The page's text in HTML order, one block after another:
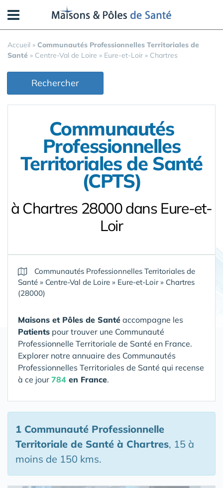
Accueil » Communautés Professionnelles Territoriales de
Santé » Centre-Val de Loire » Eure-et-Loir » Chartres
Rechercher
Communautés
Professionnelles
Territoriales de Santé
(CPTS)
à Chartres 28000 dans Eure-et-
Loir
Communautés Professionnelles Territoriales de
Santé » Centre-Val de Loire » Eure-et-Loir» Chartres
(28000)
Maisons et Pôles de Santé accompagne les
Patients pour trouver une Communauté
Professionnelle Territoriale de Santé en France.
Explorer notre annuaire des Communautés
Professionnelles Territoriales de Santé qui recense
à ce jour 784 en France.
1 Communauté Professionnelle
Territoriale de Santé à Chartres, 15 à
moins de 150 kms.
Panneau de gestion des cookies